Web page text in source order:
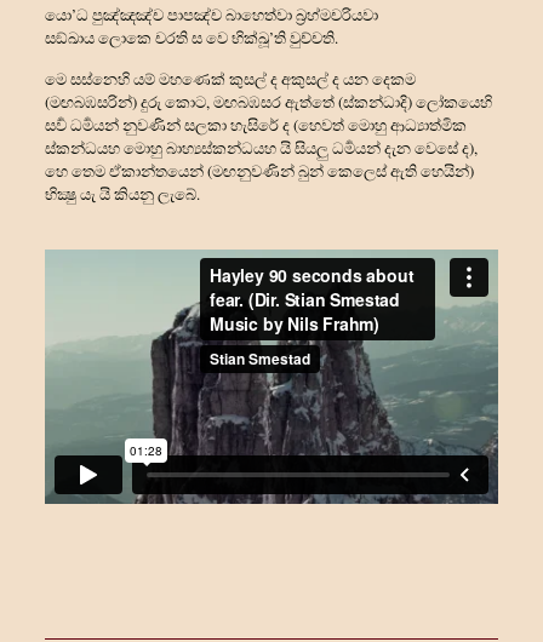
යො’ධ පුඤ්ඤඤ්ච පාපඤ්ච බාහෙත්‍වා බ්‍රහ්මචරියවා
සඞ්ඛාය ලොකෙ චරති ස වෙ භික්ඛූ’ති වුච්චති.
මෙ සස්නෙහි යම් මහණෙක් කුසල් ද අකුසල් ද යන දෙකම
(මඟබඹසරින්) දුරු කොට, මඟබඹසර ඇත්තේ (ස්කන්‍ධාදි) ලෝකයෙහි
සර්‍ව ධර්‍මයන් නුවණින් සලකා හැසිරේ ද (හෙවත් මොහු ආධ්‍යාත්මික
ස්කන්‍ධයහ මොහු බාහ්‍යස්කන්‍ධයහ යි සියලු ධර්‍මයන් දැන වෙසේ ද),
හෙ තෙම ඒකාන්තයෙන් (මඟනුවණින් බුන් කෙලෙස් ඇති හෙයින්)
භික්‍ෂු යැ යි කියනු ලැබේ.